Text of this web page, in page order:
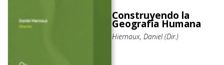
Construyendo la
Geografía Humana
Hiernaux, Daniel (Dir.)